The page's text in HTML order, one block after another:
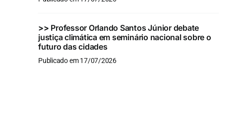
>> Professor Orlando Santos Júnior debate
justiça climática em seminário nacional sobre o
futuro das cidades
Publicado em 17/07/2026